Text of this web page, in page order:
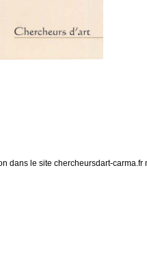
dans le site chercheursdart-